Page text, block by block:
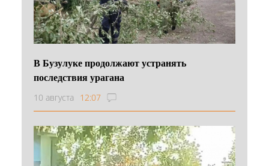
В Бузулуке продолжают устранять
последствия урагана
10 августа 12:07